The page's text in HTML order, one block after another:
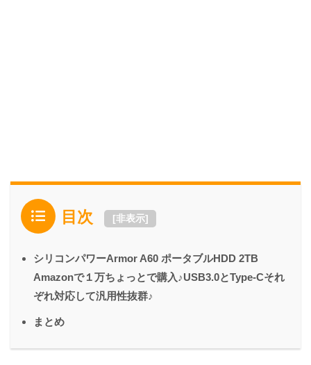
目次 [非表示]
シリコンパワーArmor A60 ポータブルHDD 2TB
Amazonで１万ちょっとで購入♪USB3.0とType-Cそれ
ぞれ対応して汎用性抜群♪
まとめ